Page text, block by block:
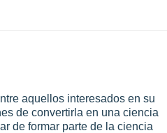
aquellos interesados en su
de convertirla en una ciencia
de formar parte de la ciencia